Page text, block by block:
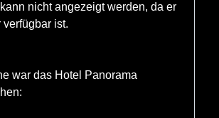
nicht angezeigt werden, da er
verfügbar ist.
war das Hotel Panorama